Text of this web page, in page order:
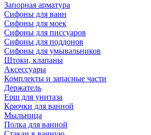
Запорная арматура
Сифоны для ванн
Сифоны для моек
Сифоны для писсуаров
Сифоны для поддонов
Сифоны для умывальников
Штоки, клапаны
Аксессуары
Комплекты и запасные части
Держатель
Ерш для унитаза
Крючки для ванной
Мыльница
Полка для ванной